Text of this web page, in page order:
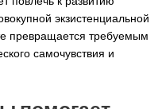
экзистенциальной
превращается требуемым
самочувствия и